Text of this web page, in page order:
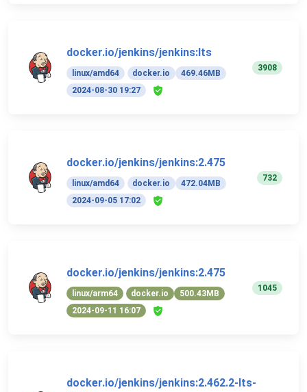
docker.io/jenkins/jenkins:lts
linux/amd64 docker.io
469.46MB
2024-08-30 19:27
3908
docker.io/jenkins/jenkins:2.475
linux/amd64 docker.io
472.04MB
2024-09-05 17:02
732
docker.io/jenkins/jenkins:2.475
linux/arm64 docker.io
500.43MB
2024-09-11 16:07
1045
docker.io/jenkins/jenkins:2.462.2-lts-